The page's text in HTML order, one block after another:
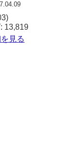
13,819
見る